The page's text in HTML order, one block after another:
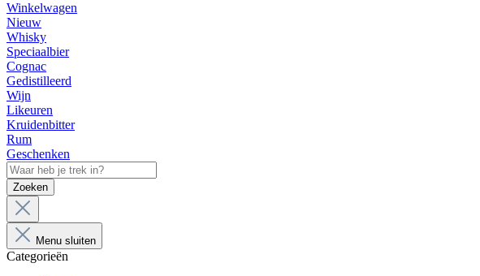
Winkelwagen
Nieuw
Whisky
Speciaalbier
Cognac
Gedistilleerd
Wijn
Likeuren
Kruidenbitter
Rum
Geschenken
Zoeken
Menu sluiten
Categorieën